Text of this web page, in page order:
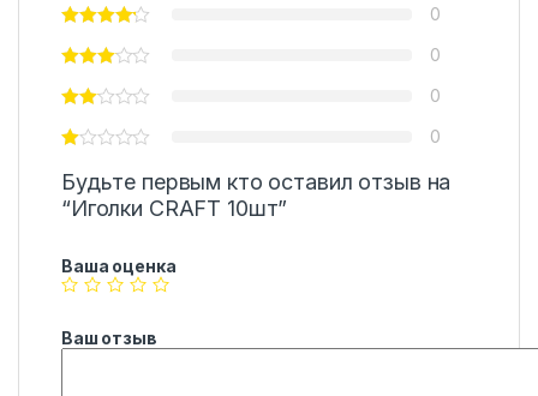
0
0
0
0
Будьте первым кто оставил отзыв на
“Иголки CRAFT 10шт”
Ваша оценка
Ваш отзыв